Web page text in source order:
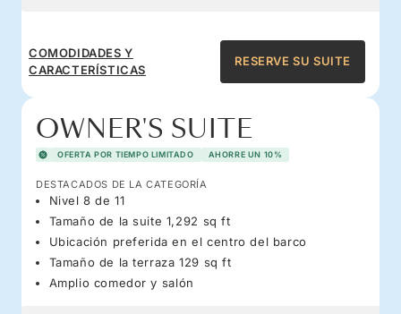
COMODIDADES Y
CARACTERÍSTICAS
RESERVE SU SUITE
OWNER'S SUITE
OFERTA POR TIEMPO LIMITADO AHORRE UN 10%
DESTACADOS DE LA CATEGORÍA
Nivel 8 de 11
Tamaño de la suite 1,292 sq ft
Ubicación preferida en el centro del barco
Tamaño de la terraza 129 sq ft
Amplio comedor y salón